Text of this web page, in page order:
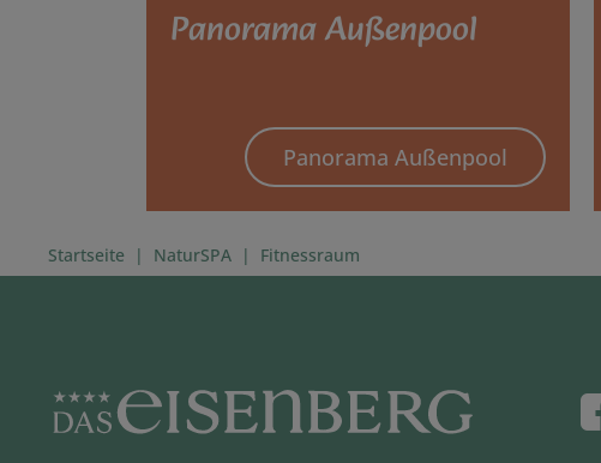
Panorama Außenpool
Panorama Außenpool
Startseite | NaturSPA | Fitnessraum